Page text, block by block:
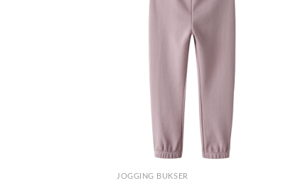
JOGGING BUKSER